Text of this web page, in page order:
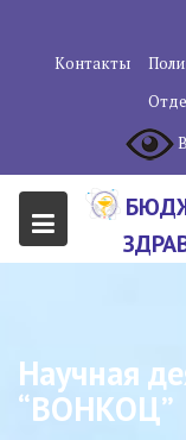
содержанию
Контакты
Научная
“ВОНКОЦ”